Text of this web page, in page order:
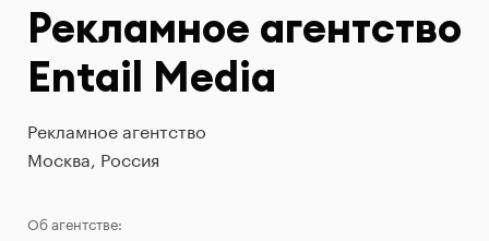
Рекламное агентство
Entail Media
Рекламное агентство
Москва, Россия
Об агентстве: